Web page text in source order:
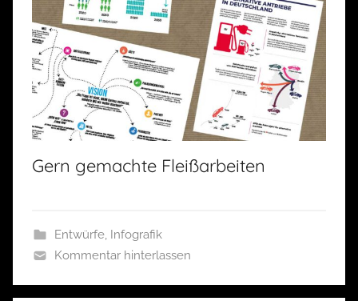
Gern gemachte Fleißarbeiten
Entwürfe, Infografik
Kommentar hinterlassen